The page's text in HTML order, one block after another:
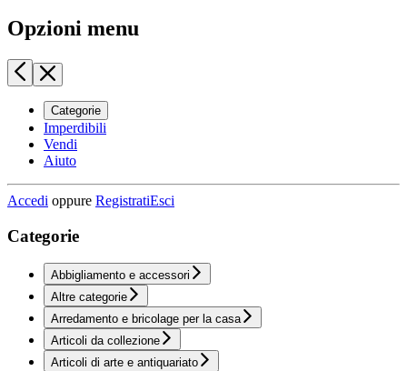
Opzioni menu
Categorie
Imperdibili
Vendi
Aiuto
Accedi oppure RegistratiEsci
Categorie
Abbigliamento e accessori
Altre categorie
Arredamento e bricolage per la casa
Articoli da collezione
Articoli di arte e antiquariato